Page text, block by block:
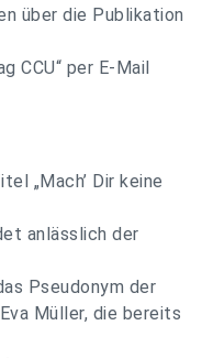
über die Publikation
CCU“ per E-Mail
„Mach’ Dir keine
anlässlich der
Pseudonym der
Müller, die bereits